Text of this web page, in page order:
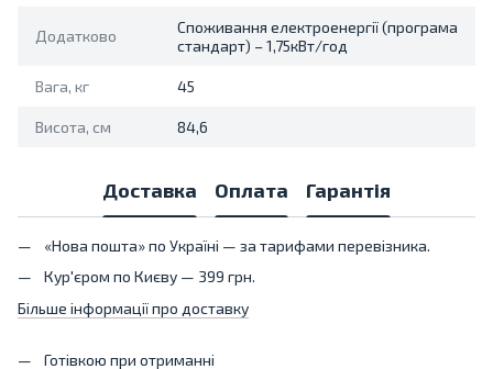
Додатково
Споживання електроенергії (програма
стандарт) – 1,75кВт/год
Вага, кг 45
Висота, см 84,6
Доставка Оплата Гарантія
«Нова пошта» по Україні — за тарифами перевізника.
Кур'єром по Києву — 399 грн.
Більше інформації про доставку
Готівкою при отриманні